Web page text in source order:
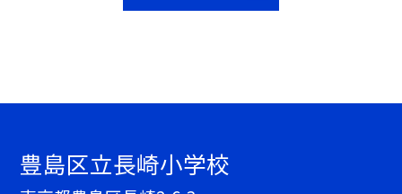
豊島区立長崎小学校